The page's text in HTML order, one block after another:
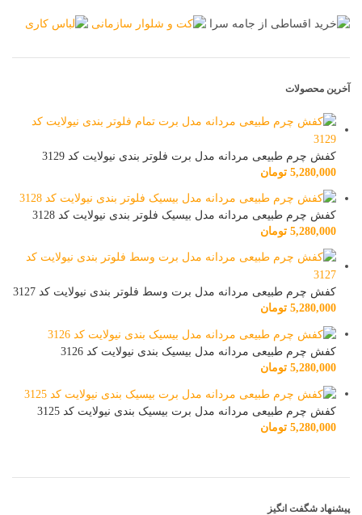
آخرین محصولات
کفش چرم طبیعی مردانه مدل برت فلوتر بندی نیولایت کد 3129
5,280,000 تومان
کفش چرم طبیعی مردانه مدل بیسیک فلوتر بندی نیولایت کد 3128
5,280,000 تومان
کفش چرم طبیعی مردانه مدل برت وسط فلوتر بندی نیولایت کد 3127
5,280,000 تومان
کفش چرم طبیعی مردانه مدل بیسیک بندی نیولایت کد 3126
5,280,000 تومان
کفش چرم طبیعی مردانه مدل برت بیسیک بندی نیولایت کد 3125
5,280,000 تومان
پیشنهاد شگفت انگیز